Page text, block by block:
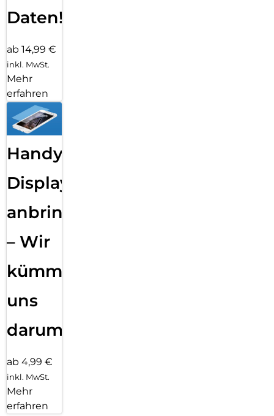
Daten!
ab 14,99 €
inkl. MwSt.
Mehr
erfahren
Handy
Displayfolie
anbringen
– Wir
kümmern
uns
darum!
ab 4,99 €
inkl. MwSt.
Mehr
erfahren